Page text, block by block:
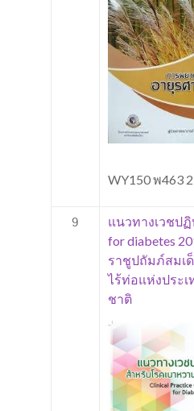
WY150 พ463
9
แนวทางเวชปฏิ
for diabetes
ราชูปถัมภ์สมเ
ไร้ท่อแห่งประ
ชาติ